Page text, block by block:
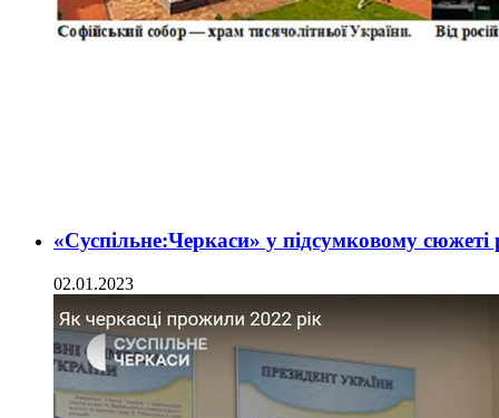
«Суспільне:Черкаси» у підсумковому сюжеті
02.01.2023